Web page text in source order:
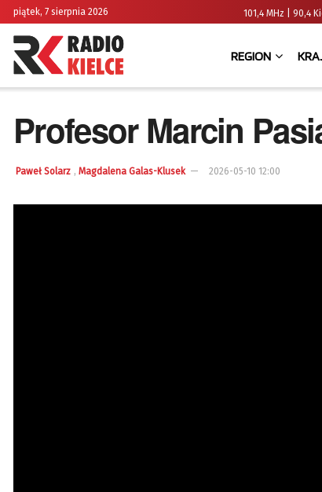
piątek, 7 sierpnia 2026 101,4 MHz | 90,4
REGION
Profesor Marcin
Paweł Solarz , Magdalena Galas-Klusek 2026-05-10 12:00